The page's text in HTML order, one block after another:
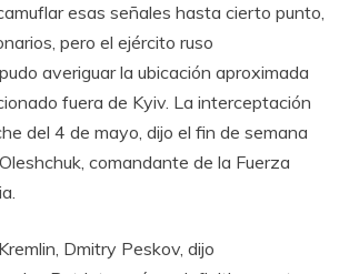
esas señales hasta cierto punto,
pero el ejército ruso
averiguar la ubicación aproximada
fuera de Kyiv. La interceptación
del 4 de mayo, dijo el fin de semana
comandante de la Fuerza
Dmitry Peskov, dijo